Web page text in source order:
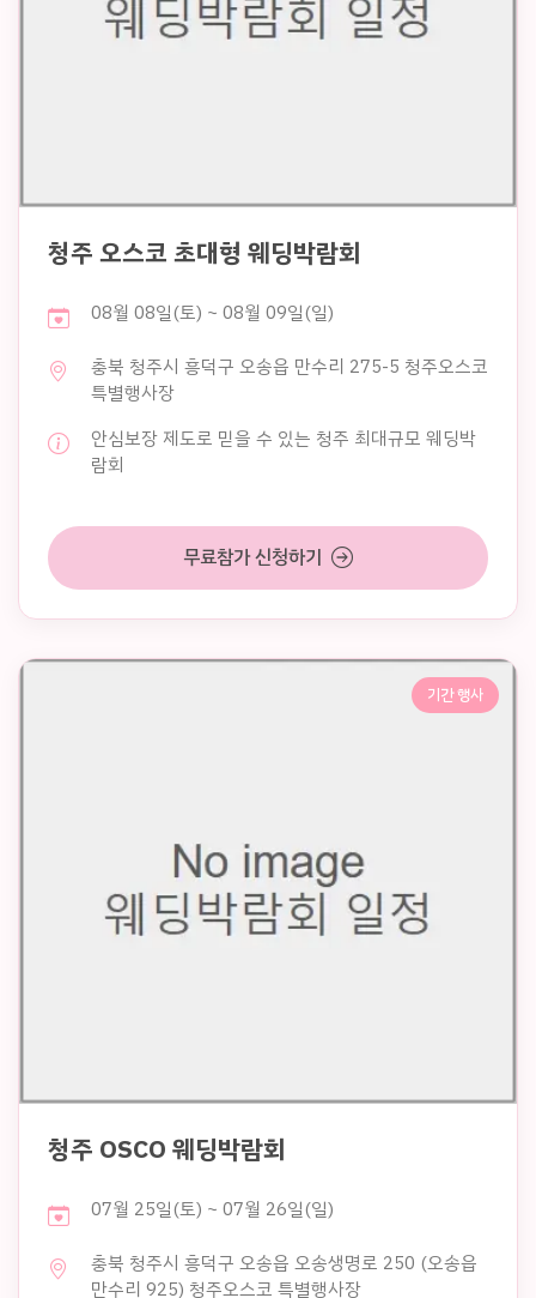
청주 오스코 초대형 웨딩박람회
08월 08일(토) ~ 08월 09일(일)
충북 청주시 흥덕구 오송읍 만수리 275-5 청주오스코
특별행사장
안심보장 제도로 믿을 수 있는 청주 최대규모 웨딩박
람회
무료참가 신청하기
기간 행사
청주 OSCO 웨딩박람회
07월 25일(토) ~ 07월 26일(일)
충북 청주시 흥덕구 오송읍 오송생명로 250 (오송읍
만수리 925) 청주오스코 특별행사장